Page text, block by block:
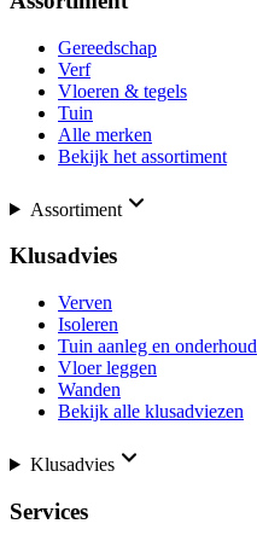
Gereedschap
Verf
Vloeren & tegels
Tuin
Alle merken
Bekijk het assortiment
Assortiment
Klusadvies
Verven
Isoleren
Tuin aanleg en onderhoud
Vloer leggen
Wanden
Bekijk alle klusadviezen
Klusadvies
Services